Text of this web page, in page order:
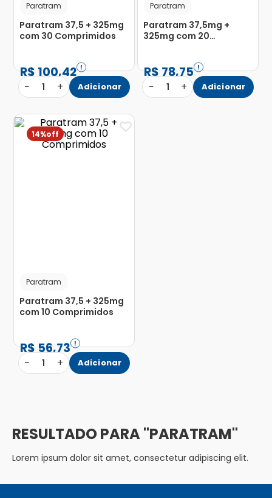
Paratram
Paratram 37,5 + 325mg
com 30 Comprimidos
R$100,42
− 1 + Adicionar
Paratram
Paratram 37,5mg +
325mg com 20
R$78,75
− 1 + Adicionar
14%
Paratram
Paratram 37,5 + 325mg
com 10 Comprimidos
R$56,73
− 1 + Adicionar
PARATRAM
Lorem ipsum dolor sit amet, consectetur adipiscing elit.